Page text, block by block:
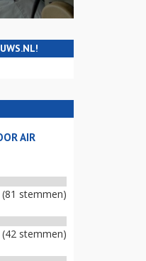
AIR
(81 stemmen)
(42 stemmen)